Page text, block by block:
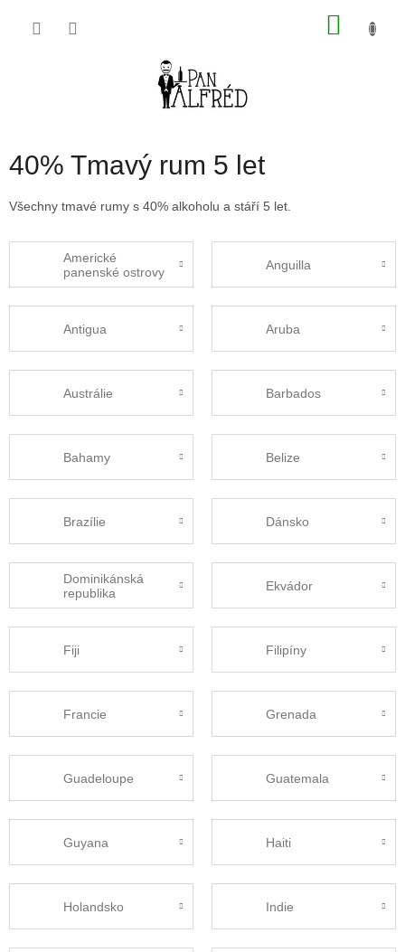
40% Tmavý rum 5 let
Všechny tmavé rumy s 40% alkoholu a stáří 5 let.
Americké
panenské ostrovy
Anguilla
Antigua Aruba
Austrálie Barbados
Bahamy Belize
Brazílie Dánsko
Dominikánská
republika
Ekvádor
Fiji Filipíny
Francie Grenada
Guadeloupe Guatemala
Guyana Haiti
Holandsko Indie